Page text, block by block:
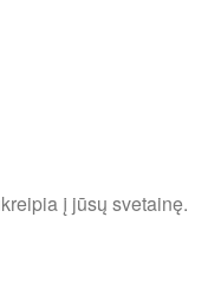
į jūsų svetainę.